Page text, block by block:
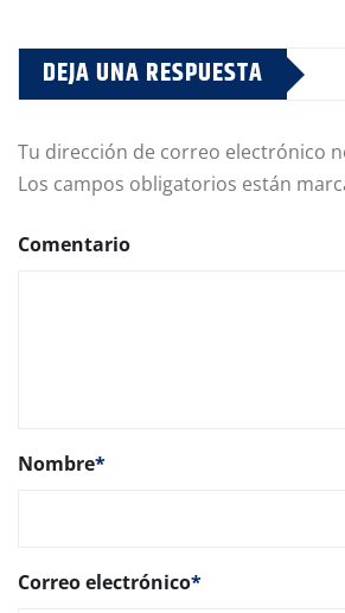
DEJA UNA RESPUESTA
Tu dirección de correo electrónico
Los campos obligatorios están
Comentario
Nombre*
Correo electrónico*